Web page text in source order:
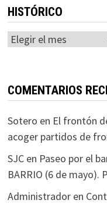
HISTÓRICO
Histórico
COMENTARIOS
Sotero en El frontón
acoger partidos de
SJCen Paseo por el
BARRIO (6 de
Administradoren